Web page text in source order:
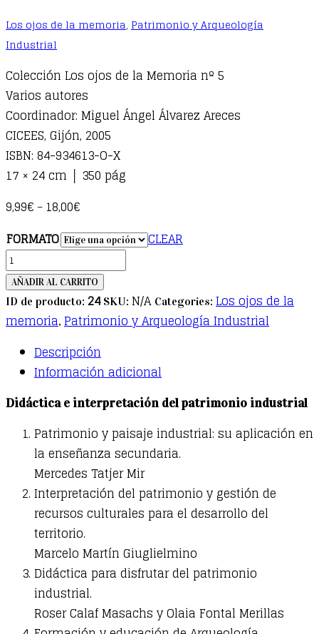
Los ojos de la memoria, Patrimonio y Arqueología
Industrial
Colección Los ojos de la Memoria nº 5
Varios autores
Coordinador: Miguel Ángel Álvarez Areces
CICEES, Gijón, 2005
ISBN: 84-934613-O-X
17 × 24 cm │ 350 pág
9,99€ – 18,00€
FORMATO
CLEAR
Didáctica
e
interpretación
del
industrial
quantity
AÑADIR AL CARRITO
ID de producto: 24 SKU: N/A Categories: Los ojos de la
memoria, Patrimonio y Arqueología Industrial
Descripción
Información adicional
Didáctica e interpretación del patrimonio industrial
Patrimonio y paisaje industrial: su aplicación en
la enseñanza secundaria.
Mercedes Tatjer Mir
Interpretación del patrimonio y gestión de
recursos culturales para el desarrollo del
territorio.
Marcelo Martín Giuglielmino
Didáctica para disfrutar del patrimonio
industrial.
Roser Calaf Masachs y Olaia Fontal Merillas